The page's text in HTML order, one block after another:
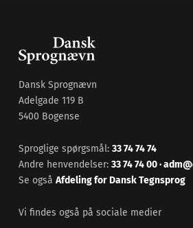
Dansk Sprognævn
Adelgade 119 B
5400 Bogense
Sproglige spørgsmål: 33 74 74 74
Andre henvendelser: 33 74 74 00·
Se også Afdeling for Dansk Tegnsprog
Vi findes også på sociale medier